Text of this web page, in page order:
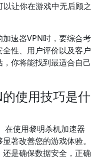
让你在游戏中无后顾之
速器VPN时，要综合考
性、用户评价以及客户
你将能找到最适合自己
使用技巧是什
在使用黎明杀机加速器
著改善您的游戏体验。
是确保数据安全，正确